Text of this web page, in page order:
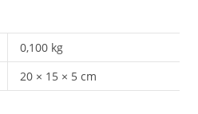
0,100 kg
20 × 15 × 5 cm